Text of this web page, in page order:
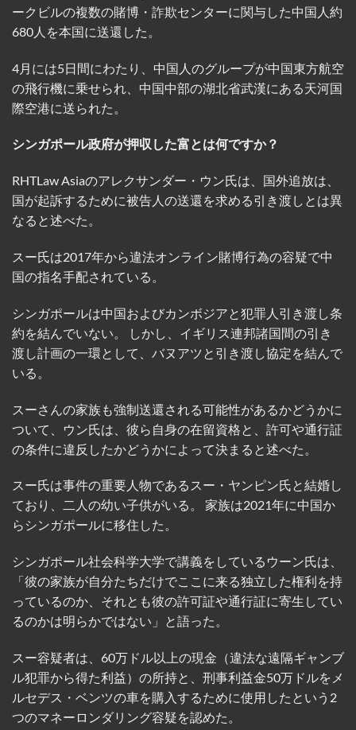
ークビルの複数の賭博・詐欺センターに関与した中国人約
680人を本国に送還した。
4月には5日間にわたり、中国人のグループが中国東方航空
の飛行機に乗せられ、中国中部の湖北省武漢にある天河国
際空港に送られた。
シンガポール政府が押収した富とは何ですか？
RHTLaw Asiaのアレクサンダー・ウン氏は、国外追放は、
国が起訴するために被告人の送還を求める引き渡しとは異
なると述べた。
スー氏は2017年から違法オンライン賭博行為の容疑で中
国の指名手配されている。
シンガポールは中国およびカンボジアと犯罪人引き渡し条
約を結んでいない。 しかし、イギリス連邦諸国間の引き
渡し計画の一環として、バヌアツと引き渡し協定を結んで
いる。
スーさんの家族も強制送還される可能性があるかどうかに
ついて、ウン氏は、彼ら自身の在留資格と、許可や通行証
の条件に違反したかどうかによって決まると述べた。
スー氏は事件の重要人物であるスー・ヤンピン氏と結婚し
ており、二人の幼い子供がいる。 家族は2021年に中国か
らシンガポールに移住した。
シンガポール社会科学大学で講義をしているウーン氏は、
「彼の家族が自分たちだけでここに来る独立した権利を持
っているのか、それとも彼の許可証や通行証に寄生してい
るのかは明らかではない」と語った。
スー容疑者は、60万ドル以上の現金（違法な遠隔ギャンブ
ル犯罪から得た利益）の所持と、刑事利益金50万ドルをメ
ルセデス・ベンツの車を購入するために使用したという2
つのマネーロンダリング容疑を認めた。